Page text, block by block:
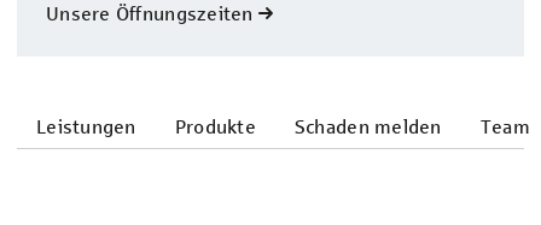
Unsere Öffnungszeiten
Leistungen Produkte Schaden melden Team